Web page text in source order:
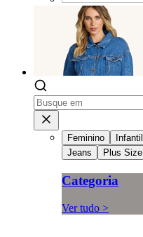
Feminino Infantil
Jeans
Plus Size
Categoria
Ver tudo >